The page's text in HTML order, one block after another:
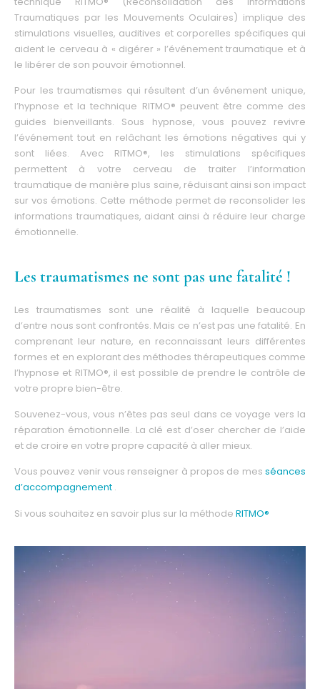
Traumatiques par les Mouvements Oculaires) implique des
stimulations visuelles, auditives et corporelles spécifiques qui
aident le cerveau à « digérer » l’événement traumatique et à
le libérer de son pouvoir émotionnel.
Pour les traumatismes qui résultent d’un événement unique,
l’hypnose et la technique RITMO® peuvent être comme des
guides bienveillants. Sous hypnose, vous pouvez revivre
l’événement tout en relâchant les émotions négatives qui y
sont liées. Avec RITMO®, les stimulations spécifiques
permettent à votre cerveau de traiter l’information
traumatique de manière plus saine, réduisant ainsi son impact
sur vos émotions. Cette méthode permet de reconsolider les
informations traumatiques, aidant ainsi à réduire leur charge
émotionnelle.
Les traumatismes ne sont pas une fatalité !
Les traumatismes sont une réalité à laquelle beaucoup
d’entre nous sont confrontés. Mais ce n’est pas une fatalité. En
comprenant leur nature, en reconnaissant leurs différentes
formes et en explorant des méthodes thérapeutiques comme
l’hypnose et RITMO®, il est possible de prendre le contrôle de
votre propre bien-être.
Souvenez-vous, vous n’êtes pas seul dans ce voyage vers la
réparation émotionnelle. La clé est d’oser chercher de l’aide
et de croire en votre propre capacité à aller mieux.
Vous pouvez venir vous renseigner à propos de mes séances
d’accompagnement .
Si vous souhaitez en savoir plus sur la méthode RITMO®